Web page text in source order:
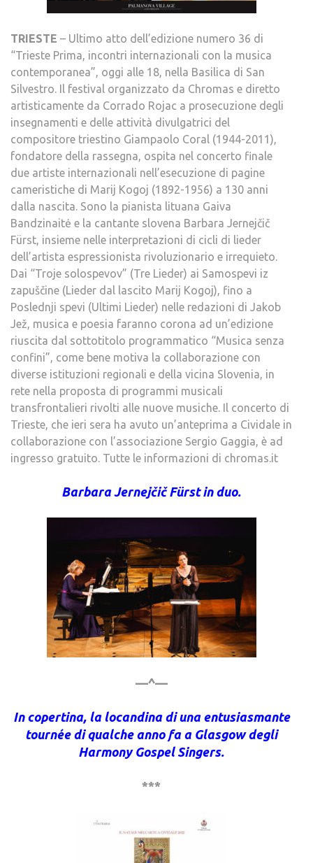
TRIESTE – Ultimo atto dell’edizione numero 36 di
“Trieste Prima, incontri internazionali con la musica
contemporanea”, oggi alle 18, nella Basilica di San
Silvestro. Il festival organizzato da Chromas e diretto
artisticamente da Corrado Rojac a prosecuzione degli
insegnamenti e delle attività divulgatrici del
compositore triestino Giampaolo Coral (1944-2011),
fondatore della rassegna, ospita nel concerto finale
due artiste internazionali nell’esecuzione di pagine
cameristiche di Marij Kogoj (1892-1956) a 130 anni
dalla nascita. Sono la pianista lituana Gaiva
Bandzinaitė e la cantante slovena Barbara Jernejčič
Fürst, insieme nelle interpretazioni di cicli di lieder
dell’artista espressionista rivoluzionario e irrequieto.
Dai “Troje solospevov” (Tre Lieder) ai Samospevi iz
zapuščine (Lieder dal lascito Marij Kogoj), fino a
Poslednji spevi (Ultimi Lieder) nelle redazioni di Jakob
Jež, musica e poesia faranno corona ad un’edizione
riuscita dal sottotitolo programmatico “Musica senza
confini”, come bene motiva la collaborazione con
diverse istituzioni regionali e della vicina Slovenia, in
rete nella proposta di programmi musicali
transfrontalieri rivolti alle nuove musiche. Il concerto di
Trieste, che ieri sera ha avuto un’anteprima a Cividale in
collaborazione con l’associazione Sergio Gaggia, è ad
ingresso gratuito. Tutte le informazioni di chromas.it
Barbara Jernejčič Fürst in duo.
—^—
In copertina, la locandina di una entusiasmante
tournée di qualche anno fa a Glasgow degli
Harmony Gospel Singers.
***